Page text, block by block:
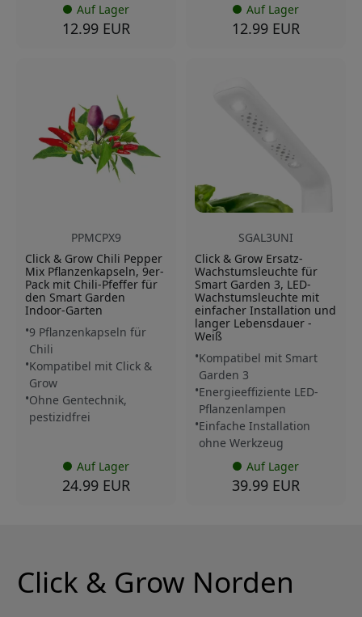
Auf Lager
12.99 EUR
Auf Lager
12.99 EUR
PPMCPX9
Click & Grow Chili Pepper
Mix Pflanzenkapseln, 9er-
Pack mit Chili-Pfeffer für
den Smart Garden
Indoor-Garten
9 Pflanzenkapseln für
Chili
Kompatibel mit Click &
Grow
Ohne Gentechnik,
pestizidfrei
Auf Lager
24.99 EUR
SGAL3UNI
Click & Grow Ersatz-
Wachstumsleuchte für
Smart Garden 3, LED-
Wachstumsleuchte mit
einfacher Installation und
langer Lebensdauer -
Weiß
Kompatibel mit Smart
Garden 3
Energieeffiziente LED-
Pflanzenlampen
Einfache Installation
ohne Werkzeug
Auf Lager
39.99 EUR
Click & Grow Norden